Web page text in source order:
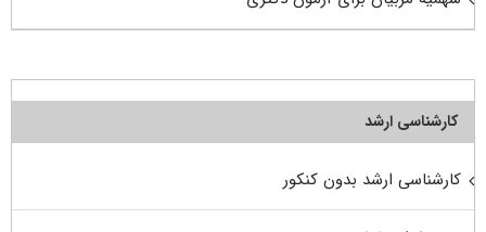
کارشناسی ارشد
کارشناسی ارشد بدون کنکور